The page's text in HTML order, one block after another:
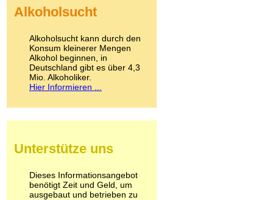
Kokain
LSD
Marihuana
Medikamente
Meskalin
Metamphetamin
Methadon
Pilze
Psychopharmaka
Schlafmittel
Schmerzmittel
Alkoholsucht
Alkoholsucht kann durch den
Konsum kleinerer Mengen
Alkohol beginnen, in
Deutschland gibt es über 4,3
Mio. Alkoholiker.
Hier Informieren ...
Unterstütze uns
Dieses Informationsangebot
benötigt Zeit und Geld, um
ausgebaut und betrieben zu